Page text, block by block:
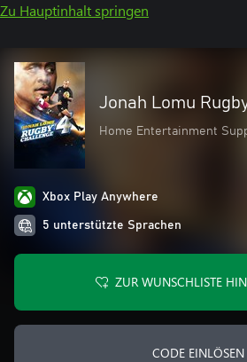
Zu Hauptinhalt springen
Jonah Lomu
Home Entertainment
Xbox Play Anywhere
5 unterstützte Sprachen
ZUR WUNSCHLISTE
CODE EINLÖSEN